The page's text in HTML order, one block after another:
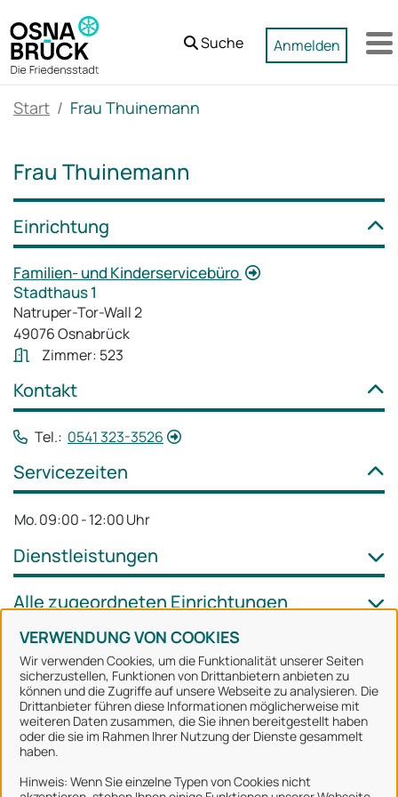
Zum Hauptinhalt springen
VERWENDUNG VON COOKIES
Wir verwenden Cookies, um die Funktionalität unserer Seiten
sicherzustellen, Funktionen von Drittanbietern anbieten zu
können und die Zugriffe auf unsere Webseite zu analysieren. Die
Drittanbieter führen diese Informationen möglicherweise mit
weiteren Daten zusammen, die Sie ihnen bereitgestellt haben
oder die sie im Rahmen Ihrer Nutzung der Dienste gesammelt
haben.
Hinweis: Wenn Sie einzelne Typen von Cookies nicht
Suche Anmelden
Start Frau Thuinemann
Frau Thuinemann
Einrichtung
Familien- und Kinderservicebüro
Stadthaus 1
Natruper-Tor-Wall 2
49076 Osnabrück
Zimmer: 523
Kontakt
Tel.: 0541 323-3526
Servicezeiten
Mo.09:00-12:00Uhr
Dienstleistungen
Alle zugeordneten Einrichtungen
Stadt Osnabrück
Alle Rechte vorbehalten